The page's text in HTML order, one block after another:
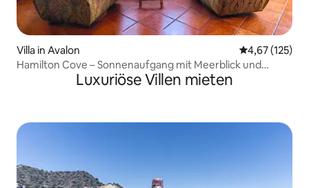
Villa in Avalon
4,67 (125)
Hamilton Cove – Sonnenaufgang mit Meerblick und
Luxuriöse Villen mieten